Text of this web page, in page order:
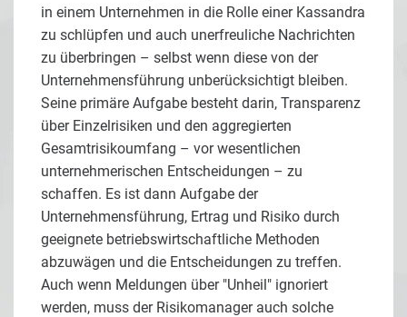
in einem Unternehmen in die Rolle einer Kassandra
zu schlüpfen und auch unerfreuliche Nachrichten
zu überbringen – selbst wenn diese von der
Unternehmensführung unberücksichtigt bleiben.
Seine primäre Aufgabe besteht darin, Transparenz
über Einzelrisiken und den aggregierten
Gesamtrisikoumfang – vor wesentlichen
unternehmerischen Entscheidungen – zu
schaffen. Es ist dann Aufgabe der
Unternehmensführung, Ertrag und Risiko durch
geeignete betriebswirtschaftliche Methoden
abzuwägen und die Entscheidungen zu treffen.
Auch wenn Meldungen über "Unheil" ignoriert
werden, muss der Risikomanager auch solche